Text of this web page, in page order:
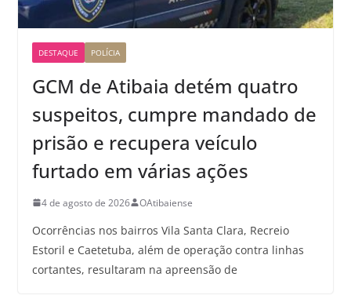
DESTAQUE POLÍCIA
GCM de Atibaia detém quatro
suspeitos, cumpre mandado de
prisão e recupera veículo
furtado em várias ações
4 de agosto de 2026 OAtibaiense
Ocorrências nos bairros Vila Santa Clara, Recreio
Estoril e Caetetuba, além de operação contra linhas
cortantes, resultaram na apreensão de